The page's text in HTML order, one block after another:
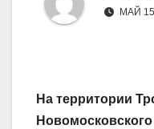
МАЙ
На территории